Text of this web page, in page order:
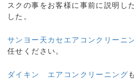
スクの事をお客様に事前に説明し
した。
サンヨー天カセエアコンクリーニ
任せください。
ダイキン エアコンクリーニング